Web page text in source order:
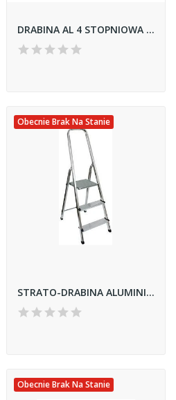
DRABINA AL 4 STOPNIOWA DOMOWA 120 KG
Obecnie Brak Na Stanie
STRATO-DRABINA ALUMINIOWA *3*
Obecnie Brak Na Stanie